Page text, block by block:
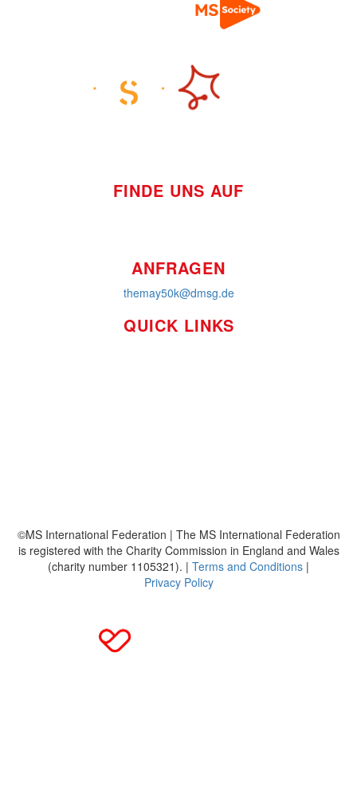
FINDE UNS AUF
ANFRAGEN
themay50k@dmsg.de
QUICK LINKS
©MS International Federation | The MS International Federation
is registered with the Charity Commission in England and Wales
(charity number 1105321). | Terms and Conditions |
Privacy Policy